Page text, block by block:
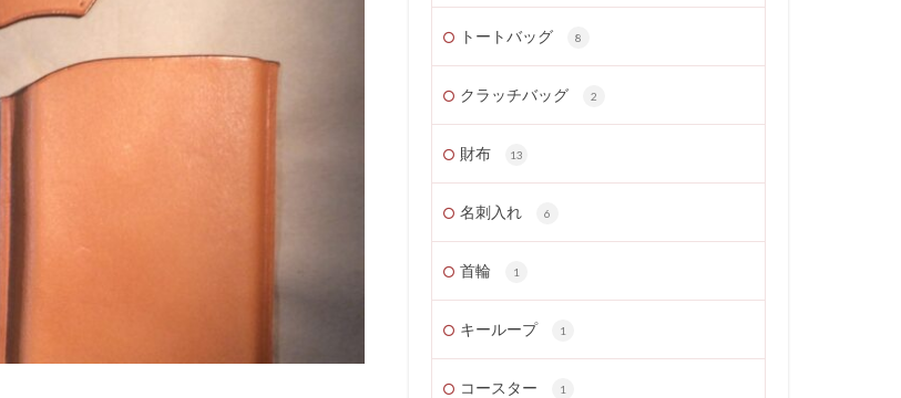
トートバッグ 8
クラッチバッグ 2
財布 13
名刺入れ 6
首輪 1
キーループ 1
コースター 1